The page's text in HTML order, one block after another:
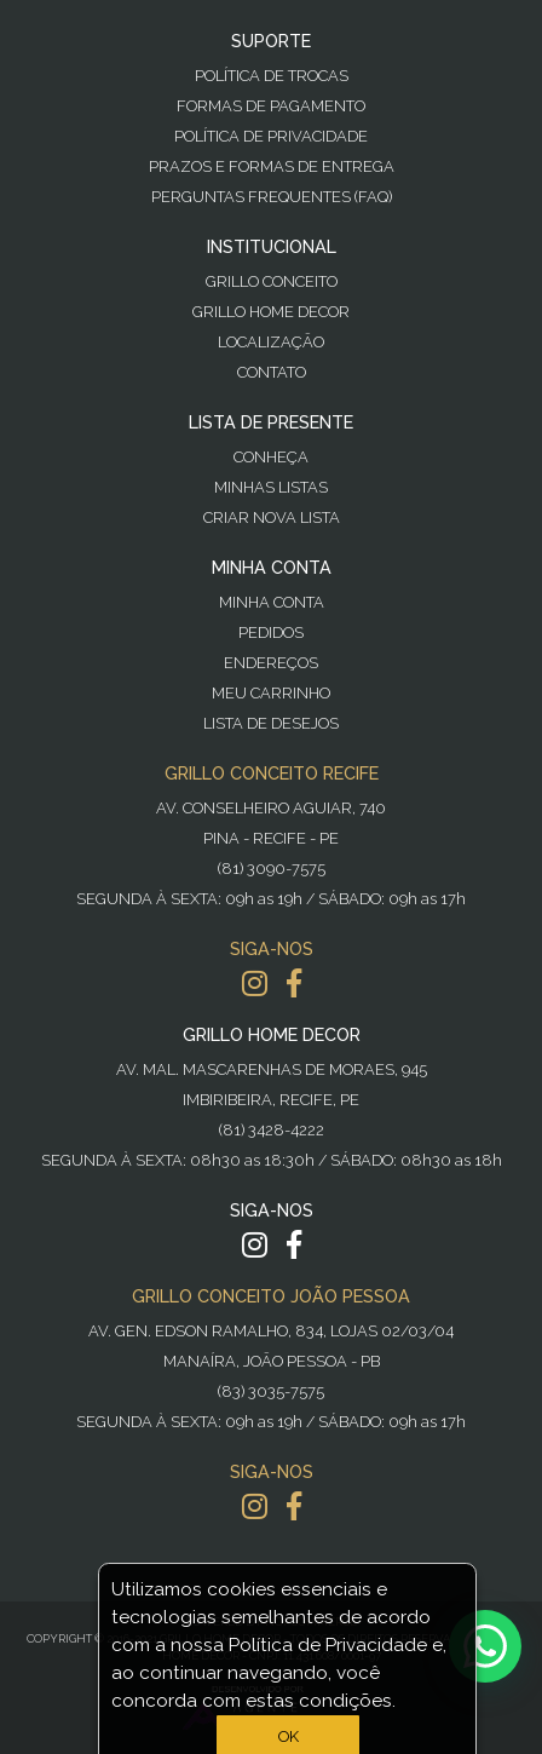
SUPORTE
POLÍTICA DE TROCAS
FORMAS DE PAGAMENTO
POLÍTICA DE PRIVACIDADE
PRAZOS E FORMAS DE ENTREGA
PERGUNTAS FREQUENTES (FAQ)
INSTITUCIONAL
GRILLO CONCEITO
GRILLO HOME DECOR
LOCALIZAÇÃO
CONTATO
LISTA DE PRESENTE
CONHEÇA
MINHAS LISTAS
CRIAR NOVA LISTA
MINHA CONTA
MINHA CONTA
PEDIDOS
ENDEREÇOS
MEU CARRINHO
LISTA DE DESEJOS
GRILLO CONCEITO RECIFE
AV. CONSELHEIRO AGUIAR, 740
PINA - RECIFE - PE
(81) 3090-7575
SEGUNDA À SEXTA: 09h as 19h / SÁBADO: 09h as 17h
SIGA-NOS
GRILLO HOME DECOR
AV. MAL. MASCARENHAS DE MORAES, 945
IMBIRIBEIRA, RECIFE, PE
(81) 3428-4222
SEGUNDA À SEXTA: 08h30 as 18:30h / SÁBADO: 08h30 as 18h
SIGA-NOS
GRILLO CONCEITO JOÃO PESSOA
AV. GEN. EDSON RAMALHO, 834, LOJAS 02/03/04
MANAÍRA, JOÃO PESSOA - PB
(83) 3035-7575
SEGUNDA À SEXTA: 09h as 19h / SÁBADO: 09h as 17h
SIGA-NOS
POWERED BYNOPCOMMERCE
COPYRIGHT © 2016-2021 GRILLO HOME DECOR - TODOS OS DIREITOS RESERVADOS GRILLO
HOME DECOR - CNPJ: 11.431.608/0001-97
Utilizamos cookies essenciais e
tecnologias semelhantes de acordo
com a nossa Política de Privacidade e,
ao continuar navegando, você
concorda com estas condições.
OK